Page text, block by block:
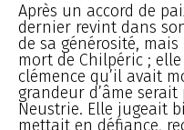
Après un accord de
dernier revint dans
de sa générosité,
mort de Chilpéric ;
clémence qu’il avait
grandeur d’âme
Neustrie. Elle jugeait
mettait en défiance,